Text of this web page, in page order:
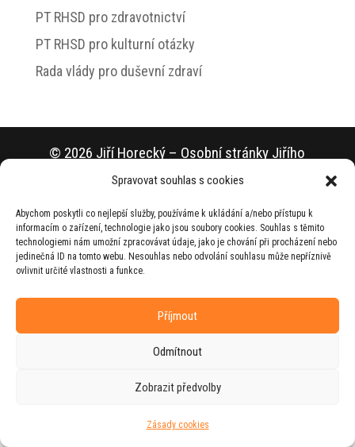
Spravovat souhlas s cookies
Abychom poskytli co nejlepší služby, používáme k ukládání a/nebo přístupu k
informacím o zařízení, technologie jako jsou soubory cookies. Souhlas s těmito
technologiemi nám umožní zpracovávat údaje, jako je chování při procházení nebo
jedinečná ID na tomto webu. Nesouhlas nebo odvolání souhlasu může nepříznivě
ovlivnit určité vlastnosti a funkce.
Příjmout
Odmítnout
Zobrazit předvolby
Zásady cookies
PT RHSD pro zdravotnictví
PT RHSD pro kulturní otázky
Rada vlády pro duševní zdraví
© 2026 Jiří Horecký – Osobní stránky Jiřího
Horeckého
agenturouZEST BRAND.